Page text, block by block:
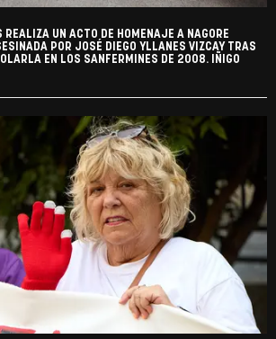
REALIZA UN ACTO DE HOMENAJE A NAGORE
POR JOSÉ DIEGO YLLANES VIZCAY TRAS
EN LOS SANFERMINES DE 2008. IÑIGO